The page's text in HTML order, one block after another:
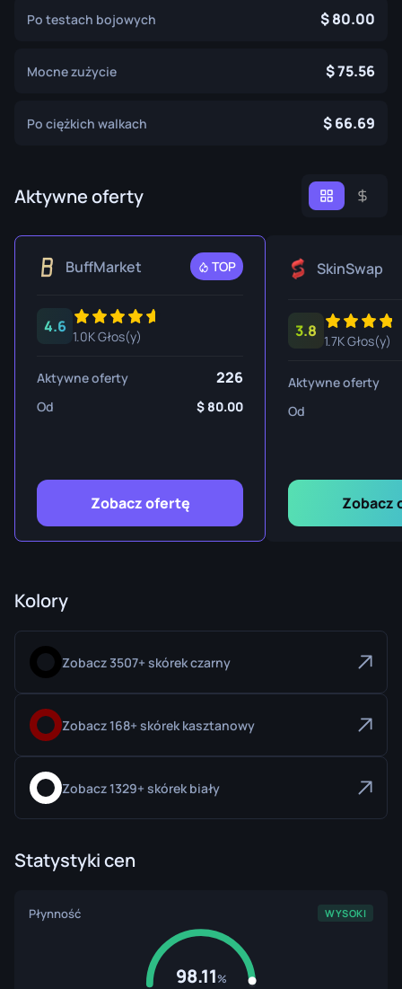
Po testach bojowych 80.00
Mocne zużycie 75.56
Po ciężkich walkach 66.69
Aktywne oferty
BuffMarket TOP
4.6
1.0K Głos(y)
Aktywne oferty 226
Od 80.00
Zobacz ofertę
SkinSwap
3.8
1.7K Głos(y)
Aktywne oferty
Od
Zobacz
Kolory
Zobacz 3507+ skórek czarny
Zobacz 168+ skórek kasztanowy
Zobacz 1329+ skórek biały
Statystyki cen
Płynność WYSOKI
98.11%